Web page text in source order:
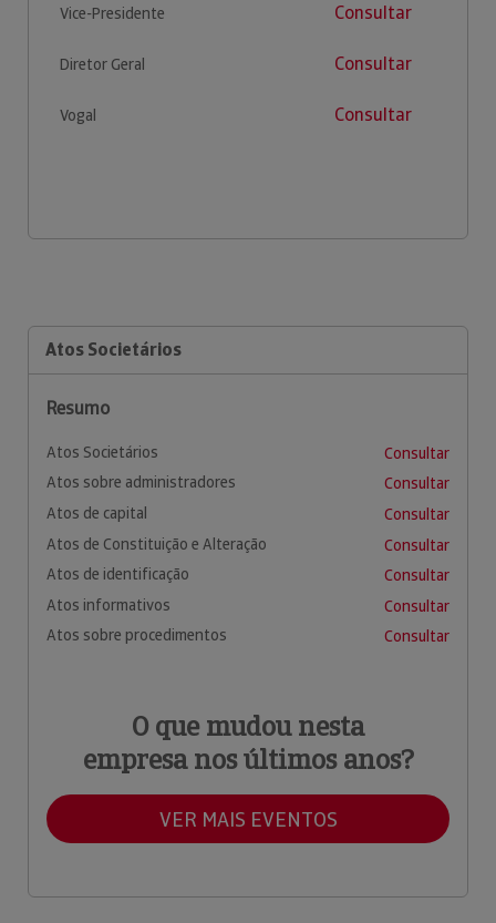
Vice-Presidente Consultar
Diretor Geral Consultar
Vogal Consultar
Atos Societários
Resumo
Atos Societários
Consultar
Atos sobre administradores
Consultar
Atos de capital
Consultar
Atos de Constituição e Alteração
Consultar
Atos de identificação
Consultar
Atos informativos
Consultar
Atos sobre procedimentos
Consultar
O que mudou nesta
empresa nos últimos anos?
VER MAIS EVENTOS